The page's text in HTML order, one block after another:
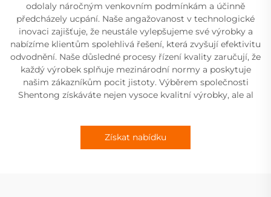
odolaly náročným venkovním podmínkám a účinně
předcházely ucpání. Naše angažovanost v technologické
inovaci zajišťuje, že neustále vylepšujeme své výrobky a
nabízíme klientům spolehlivá řešení, která zvyšují efektivitu
odvodnění. Naše důsledné procesy řízení kvality zaručují, že
každý výrobek splňuje mezinárodní normy a poskytuje
našim zákazníkům pocit jistoty. Výběrem společnosti
Shentong získáváte nejen vysoce kvalitní výrobky, ale al
Získat nabídku